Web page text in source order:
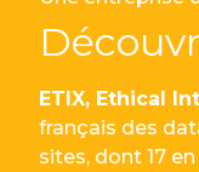
ETIX, Ethical
français des
sites, dont 17